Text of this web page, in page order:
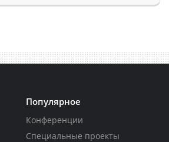
Популярное
Конференции
Специальные проекты